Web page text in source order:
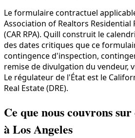
Le formulaire contractuel
Association of Realtors Residential
(CAR RPA). Quill construit le
des dates critiques que ce
contingence d'inspection,
remise de divulgation du vendeur,
Le régulateur de l'État est le
Real Estate (DRE).
Ce que nous couvrons
à Los Angeles